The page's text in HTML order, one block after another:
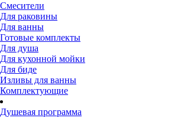
Смесители
Для раковины
Для ванны
Готовые комплекты
Для душа
Для кухонной мойки
Для биде
Изливы для ванны
Комплектующие
Душевая программа